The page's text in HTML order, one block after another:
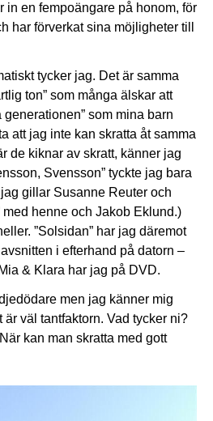
in en fempoängare på honom, för
har förverkat sina möjligheter till
tycker jag. Det är samma
ton” som många älskar att
som mina barn
att jag inte kan skratta åt samma
de kiknar av skratt, känner jag
Svensson” tyckte jag bara
gillar Susanne Reuter och
med henne och Jakob Eklund.)
”Solsidan” har jag däremot
i efterhand på datorn –
& Klara har jag på DVD.
men jag känner mig
är väl tantfaktorn. Vad tycker ni?
kan man skratta med gott